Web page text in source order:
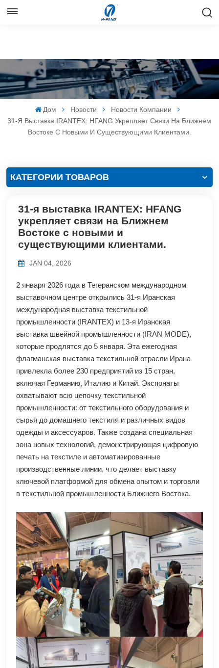
Русский
Español
中文
Дом Новости
Новости Компании
31-Я Выставка IRANTEX: HFANG Укрепляет Связи На Ближнем
Востоке С Новыми И Существующими Клиентами.
КАТЕГОРИИ ТОВАРОВ
31-я выставка IRANTEX: HFANG
укрепляет связи на Ближнем
Востоке с новыми и
существующими клиентами.
JAN 04, 2026
2 января 2026 года в Тегеранском международном
выставочном центре открылись 31-я Иранская
международная выставка текстильной
промышленности (IRANTEX) и 13-я Иранская
выставка швейной промышленности (IRAN MODE),
которые продлятся до 5 января. Эта ежегодная
флагманская выставка текстильной отрасли Ирана
привлекла более 230 предприятий из 15 стран,
включая Германию, Италию и Китай. Экспонаты
охватывают всю цепочку текстильной
промышленности: от текстильного оборудования и
сырья до домашнего текстиля и различных видов
одежды и аксессуаров. Также создана специальная
зона новых технологий, демонстрирующая цифровую
печать на текстиле и автоматизированные
производственные линии, что делает выставку
ключевой платформой для обмена опытом и торговли
в текстильной промышленности Ближнего Востока.